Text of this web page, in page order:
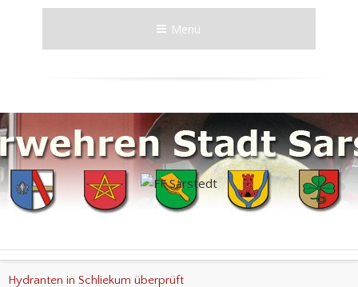
Menü
Hydranten in Schliekum überprüft